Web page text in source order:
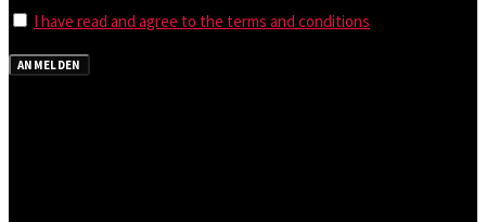
I have read and agree to the terms and conditions
ANMELDEN